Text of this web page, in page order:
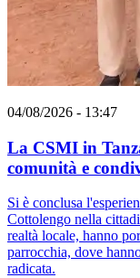
04/08/2026 - 13:47
La CSMI in
comunità e
Si è conclusa
Cottolengo nella
realtà locale, hanno
parrocchia, dove
radicata.